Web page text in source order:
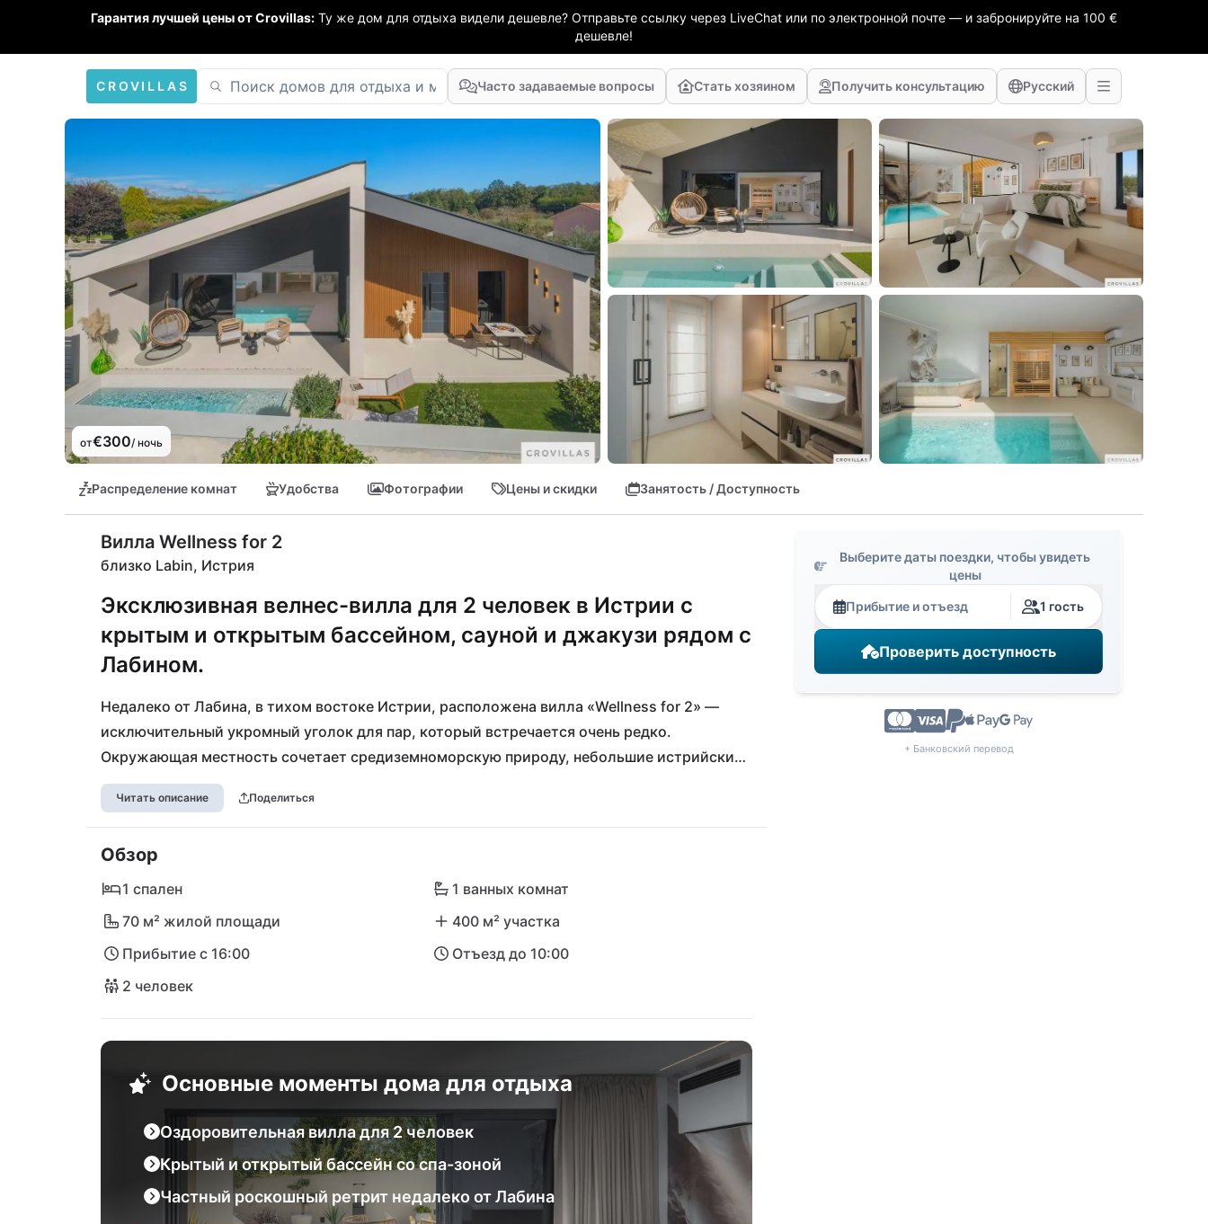
Гарантия лучшей цены от Crovillas: Ту же дом для отдыха видели дешевле? Отправьте ссылку через LiveChat или по электронной почте — и забронируйте на 100 €
дешевле!
CROVILLAS Часто задаваемые вопросы Стать хозяином Получить консультацию Русский
от€300/ ночь
Распределение комнат Удобства Фотографии Цены и скидки Занятость / Доступность
Вилла Wellness for 2
близко Labin, Истрия
Эксклюзивная велнес-вилла для 2 человек в Истрии с
крытым и открытым бассейном, сауной и джакузи рядом с
Лабином.
Недалеко от Лабина, в тихом востоке Истрии, расположена вилла «Wellness for 2» —
исключительный укромный уголок для пар, который встречается очень редко.
Окружающая местность сочетает средиземноморскую природу, небольшие истрийские
поселения и побережье Кварнерского залива, создавая идеальную атмосферу для
расслабленных дней вдвоём. Одновременно здесь возникает ощущение полного
спокойствия и приватности, которое идеально подходит для романтических уединений,
велнес-уикендов и особых моментов вдали от повседневной жизни.
Читать описание Поделиться
Обзор
1 спален
1 ванных комнат
70 м² жилой площади
400 м² участка
Прибытие с 16:00
Отъезд до 10:00
2 человек
Основные моменты дома для отдыха
Оздоровительная вилла для 2 человек
Крытый и открытый бассейн со спа-зоной
Частный роскошный ретрит недалеко от Лабина
Выберите даты поездки, чтобы увидеть
цены
Прибытие и отъезд 1 гость
Проверить доступность
+ Банковский перевод